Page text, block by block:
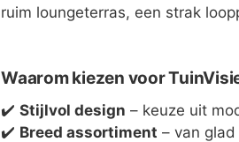
ruim loungeterras, een strak
Waarom kiezen voor
✔️ Stijlvol design – keuze uit
✔️ Breed assortiment – van